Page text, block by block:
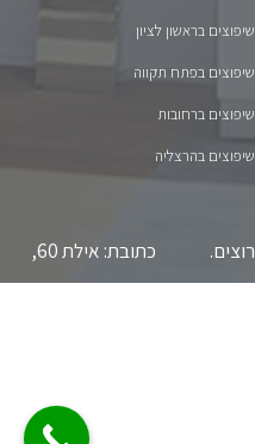
שיפוצים בראשון לציון
שיפוצים בפתח תקווה
שיפוצים ברחובות
שיפוצים בהרצליה
כל הזכויות שמורות לאתר שיפוצים ומרוצים. כתובת: אילת 60,